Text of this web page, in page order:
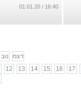
16:40 / 01.01.20
נוב
דצמ
12 13 14 15 16 17